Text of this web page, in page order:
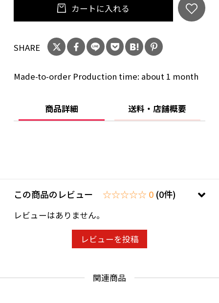
術で描かれています。
伝統的な絵具を使っているので、強い酸に触れ
させないでください。
長時間、液体などを入れて放置しないでくださ
口径：120㎜ 高さ：75㎜
カートに入れる
SHARE
Made-to-order Production time: about 1 month
商品詳細 送料・店舗概要
この商品のレビュー ☆☆☆☆☆ 0 (0件)
レビューはありません。
レビューを投稿
関連商品